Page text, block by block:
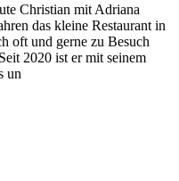
Christian mit Adriana
das kleine Restaurant in
oft und gerne zu Besuch
2020 ist er mit seinem
un